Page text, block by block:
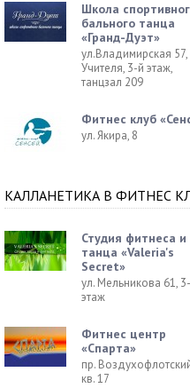
Школа
бального танца
«Гранд-Дуэт»
ул.Владимирская
Учителя, 3-й этаж,
танцзал 209
Фитнес клуб
ул. Якира, 8
КАЛЛАНЕТИКА В ФИТНЕС
Студия фитнеса и
танца «Valeria's
Secret»
ул. Мельникова 61,
этаж
Фитнес центр
«Спарта»
пр.
кв. 17